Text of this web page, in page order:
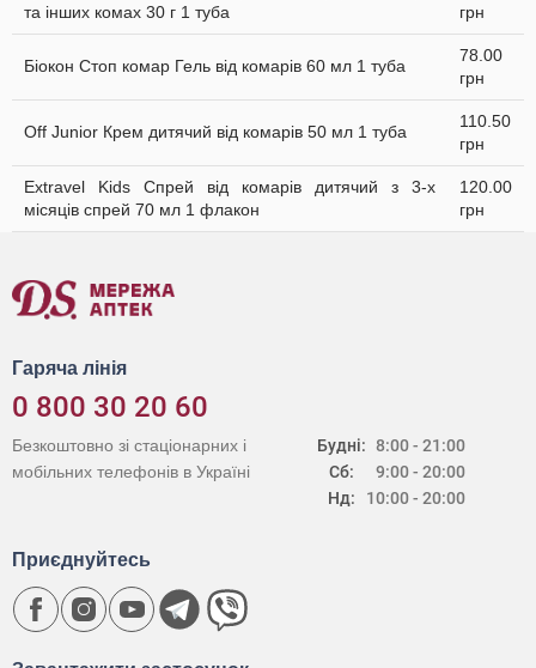
та інших комах 30 г 1 туба
грн
Біокон Стоп комар Гель від комарів 60 мл 1 туба
78.00
грн
Off Junior Крем дитячий від комарів 50 мл 1 туба
110.50
грн
Extravel Kids Спрей від комарів дитячий з 3-х
місяців спрей 70 мл 1 флакон
120.00
грн
Гаряча лінія
0 800 30 20 60
Будні:
Сб:
Нд:
8:00 - 21:00
9:00 - 20:00
10:00 - 20:00
Безкоштовно зі стаціонарних і
мобільних телефонів в Україні
Приєднуйтесь